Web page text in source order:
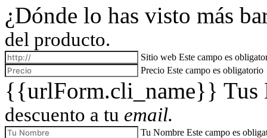
¿Dónde lo has visto más
del producto.
Sitio web Este campo es
Precio Este campo es obligatorio
{{urlForm.cli_name}} Tus
descuento a tu email.
Tu Nombre Este campo es